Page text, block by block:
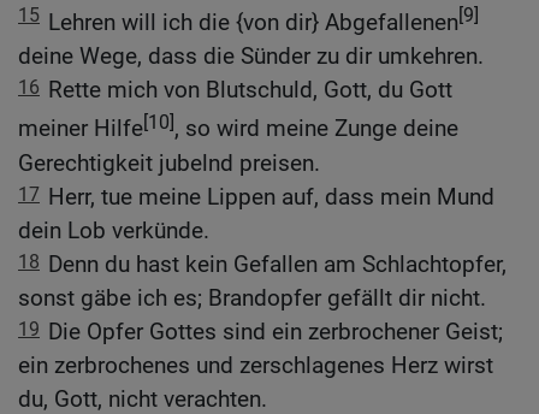
15 Lehren will ich die {von dir} Abgefallenen[9]
deine Wege, dass die Sünder zu dir umkehren.
16 Rette mich von Blutschuld, Gott, du Gott
meiner Hilfe[10], so wird meine Zunge deine
Gerechtigkeit jubelnd preisen.
17 Herr, tue meine Lippen auf, dass mein Mund
dein Lob verkünde.
18 Denn du hast kein Gefallen am Schlachtopfer,
sonst gäbe ich es; Brandopfer gefällt dir nicht.
19 Die Opfer Gottes sind ein zerbrochener Geist;
ein zerbrochenes und zerschlagenes Herz wirst
du, Gott, nicht verachten.